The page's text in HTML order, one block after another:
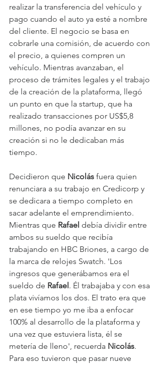
realizar la transferencia del vehículo y
pago cuando el auto ya esté a nombre
del cliente. El negocio se basa en
cobrarle una comisión, de acuerdo con
el precio, a quienes compren un
vehículo. Mientras avanzaban, el
proceso de trámites legales y el trabajo
de la creación de la plataforma, llegó
un punto en que la startup, que ha
realizado transacciones por US$5,8
millones, no podía avanzar en su
creación si no le dedicaban más
tiempo.
Decidieron que Nicolás fuera quien
renunciara a su trabajo en Credicorp y
se dedicara a tiempo completo en
sacar adelante el emprendimiento.
Mientras que Rafael debía dividir entre
ambos su sueldo que recibía
trabajando en HBC Briones, a cargo de
la marca de relojes Swatch. 'Los
ingresos que generábamos era el
sueldo de Rafael. Él trabajaba y con esa
plata vivíamos los dos. El trato era que
en ese tiempo yo me iba a enfocar
100% al desarrollo de la plataforma y
una vez que estuviera lista, él se
metería de lleno', recuerda Nicolás.
Para eso tuvieron que pasar nueve